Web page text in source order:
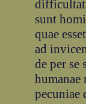
sunt
quae
ad
de per
humanae